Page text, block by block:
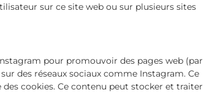
sur ce site web ou sur plusieurs sites
pour promouvoir des pages web (par
des réseaux sociaux comme Instagram. Ce
cookies. Ce contenu peut stocker et traiter